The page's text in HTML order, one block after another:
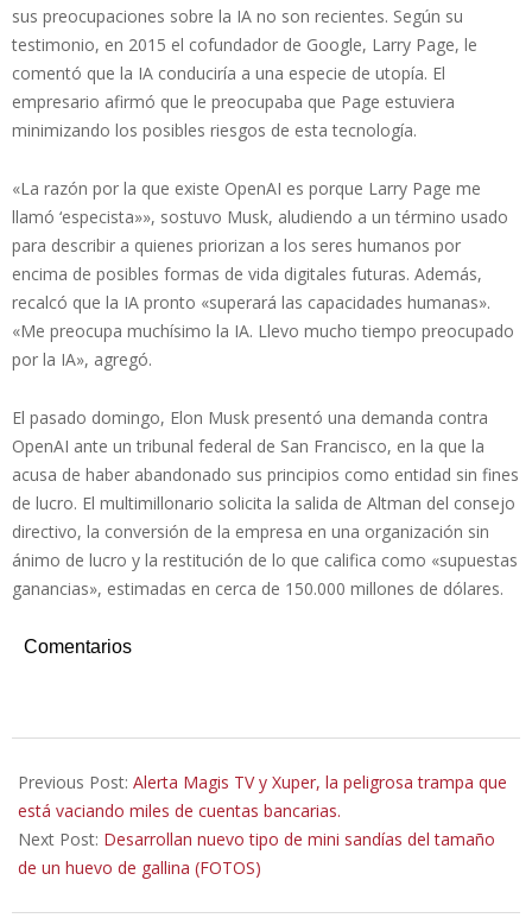
sus preocupaciones sobre la IA no son recientes. Según su
testimonio, en 2015 el cofundador de Google, Larry Page, le
comentó que la IA conduciría a una especie de utopía. El
empresario afirmó que le preocupaba que Page estuviera
minimizando los posibles riesgos de esta tecnología.
«La razón por la que existe OpenAI es porque Larry Page me
llamó ‘especista»», sostuvo Musk, aludiendo a un término usado
para describir a quienes priorizan a los seres humanos por
encima de posibles formas de vida digitales futuras. Además,
recalcó que la IA pronto «superará las capacidades humanas».
«Me preocupa muchísimo la IA. Llevo mucho tiempo preocupado
por la IA», agregó.
El pasado domingo, Elon Musk presentó una demanda contra
OpenAI ante un tribunal federal de San Francisco, en la que la
acusa de haber abandonado sus principios como entidad sin fines
de lucro. El multimillonario solicita la salida de Altman del consejo
directivo, la conversión de la empresa en una organización sin
ánimo de lucro y la restitución de lo que califica como «supuestas
ganancias», estimadas en cerca de 150.000 millones de dólares.
Comentarios
04-
29
Previous Post: Alerta Magis TV y Xuper, la peligrosa trampa que
está vaciando miles de cuentas bancarias.
Next Post: Desarrollan nuevo tipo de mini sandías del tamaño
de un huevo de gallina (FOTOS)